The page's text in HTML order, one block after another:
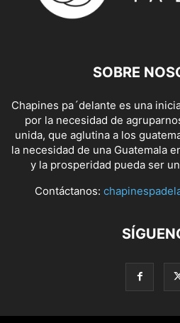
SOBRE
Chapines pa´delante es una
por la necesidad de
unida, que aglutina a los
la necesidad de una Guatemala
y la prosperidad pueda ser
Contáctanos: